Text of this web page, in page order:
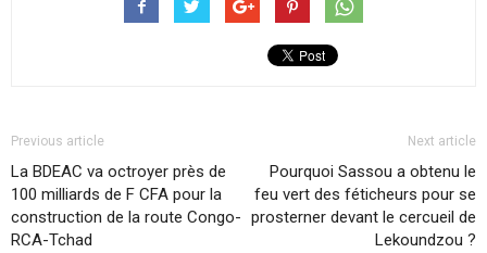
Previous article
La BDEAC va octroyer près de
100 milliards de F CFA pour la
construction de la route Congo-
RCA-Tchad
Next article
Pourquoi Sassou a obtenu le
feu vert des féticheurs pour se
prosterner devant le cercueil de
Lekoundzou ?